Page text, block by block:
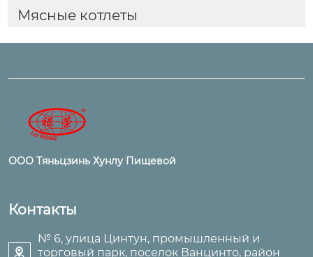
Мясные котлеты
ООО Тяньцзинь Хунлу Пищевой
Контакты

№ 6, улица Цинтун, промышленный и
торговый парк, поселок Ванцинто, район